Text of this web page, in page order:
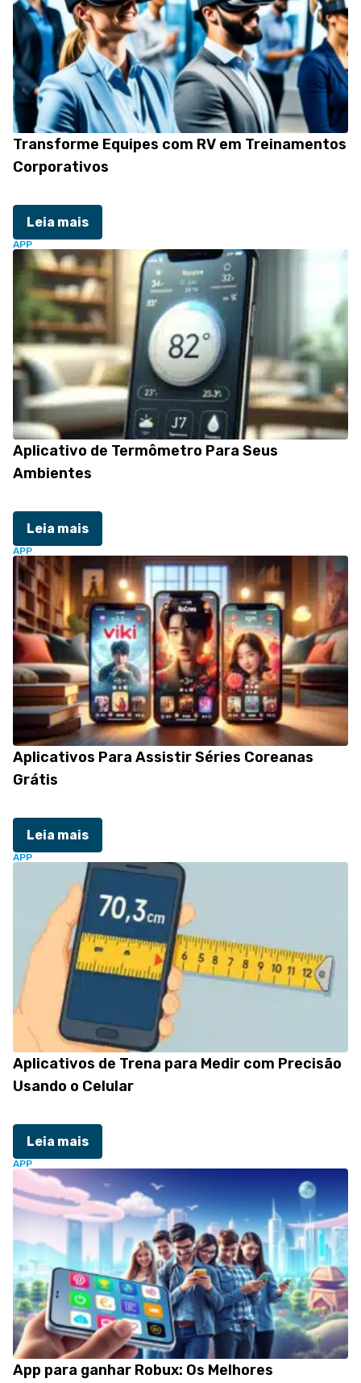
Transforme Equipes com RV em Treinamentos
Corporativos
Leia mais
APP
Aplicativo de Termômetro Para Seus
Ambientes
Leia mais
APP
Aplicativos Para Assistir Séries Coreanas
Grátis
Leia mais
APP
Aplicativos de Trena para Medir com Precisão
Usando o Celular
Leia mais
APP
App para ganhar Robux: Os Melhores